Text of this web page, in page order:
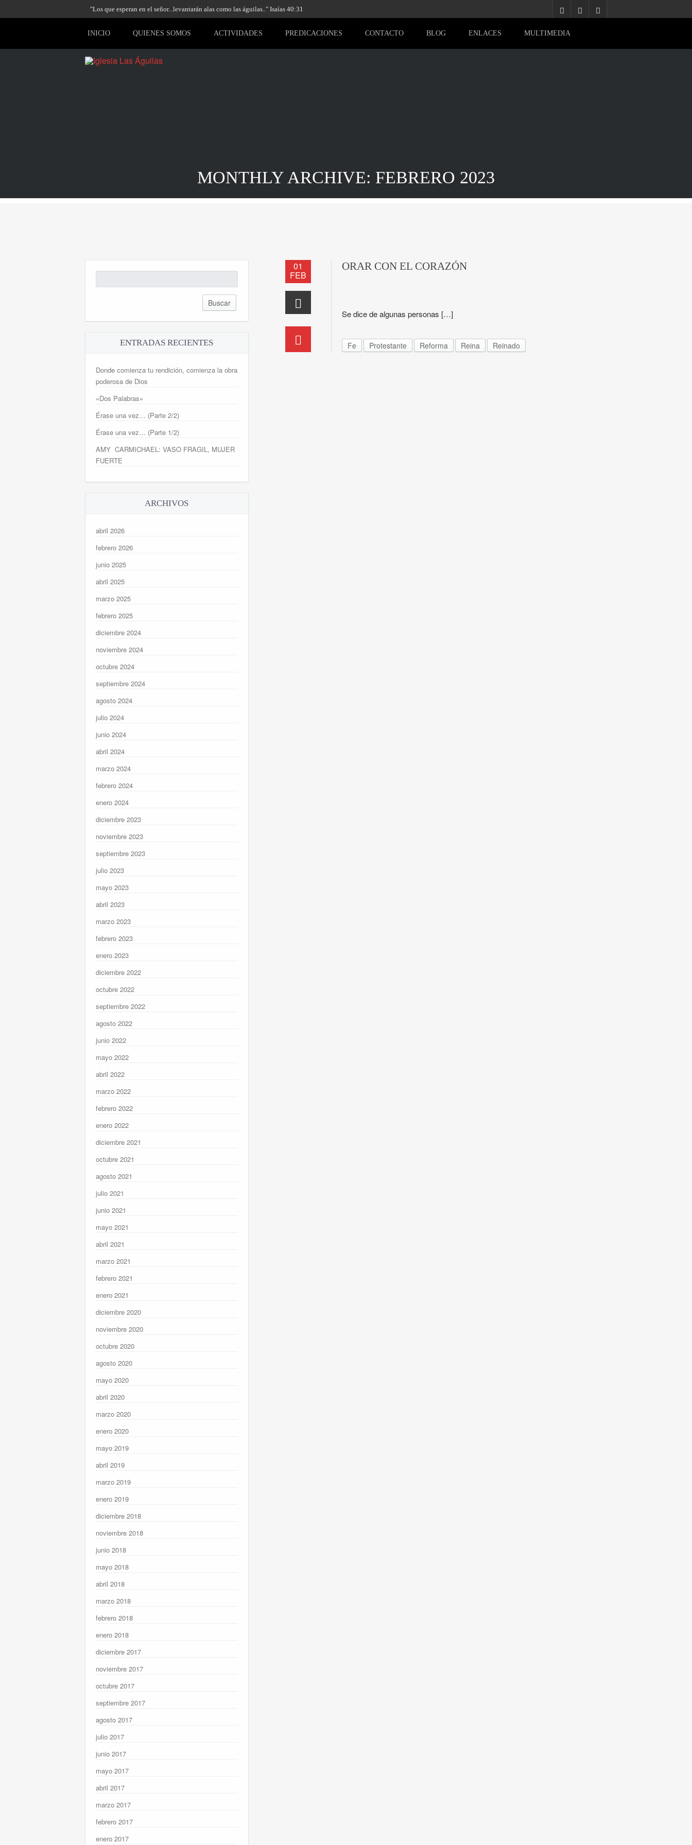
"Los que esperan en el señor...levantarán alas como las águilas.." Isaías 40:31
INICIO QUIENES SOMOS ACTIVIDADES PREDICACIONES CONTACTO BLOG ENLACES MULTIMEDIA
MONTHLY ARCHIVE: FEBRERO 2023
ENTRADAS RECIENTES
Donde comienza tu rendición, comienza la obra
poderosa de Dios
«Dos Palabras»
Érase una vez… (Parte 2/2)
Érase una vez… (Parte 1/2)
AMY CARMICHAEL: VASO FRAGIL, MUJER
FUERTE
ARCHIVOS
abril 2026
febrero 2026
junio 2025
abril 2025
marzo 2025
febrero 2025
diciembre 2024
noviembre 2024
octubre 2024
septiembre 2024
agosto 2024
julio 2024
junio 2024
abril 2024
marzo 2024
febrero 2024
enero 2024
diciembre 2023
noviembre 2023
septiembre 2023
julio 2023
mayo 2023
abril 2023
marzo 2023
febrero 2023
enero 2023
diciembre 2022
octubre 2022
septiembre 2022
agosto 2022
junio 2022
mayo 2022
abril 2022
marzo 2022
febrero 2022
enero 2022
diciembre 2021
octubre 2021
agosto 2021
julio 2021
junio 2021
mayo 2021
abril 2021
marzo 2021
febrero 2021
enero 2021
diciembre 2020
noviembre 2020
octubre 2020
agosto 2020
mayo 2020
abril 2020
marzo 2020
enero 2020
mayo 2019
abril 2019
marzo 2019
enero 2019
diciembre 2018
noviembre 2018
junio 2018
mayo 2018
abril 2018
marzo 2018
febrero 2018
enero 2018
diciembre 2017
noviembre 2017
octubre 2017
septiembre 2017
agosto 2017
julio 2017
junio 2017
mayo 2017
abril 2017
marzo 2017
febrero 2017
enero 2017
01
FEB
ORAR CON EL CORAZÓN
Se dice de algunas personas […]
Fe Protestante Reforma Reina Reinado